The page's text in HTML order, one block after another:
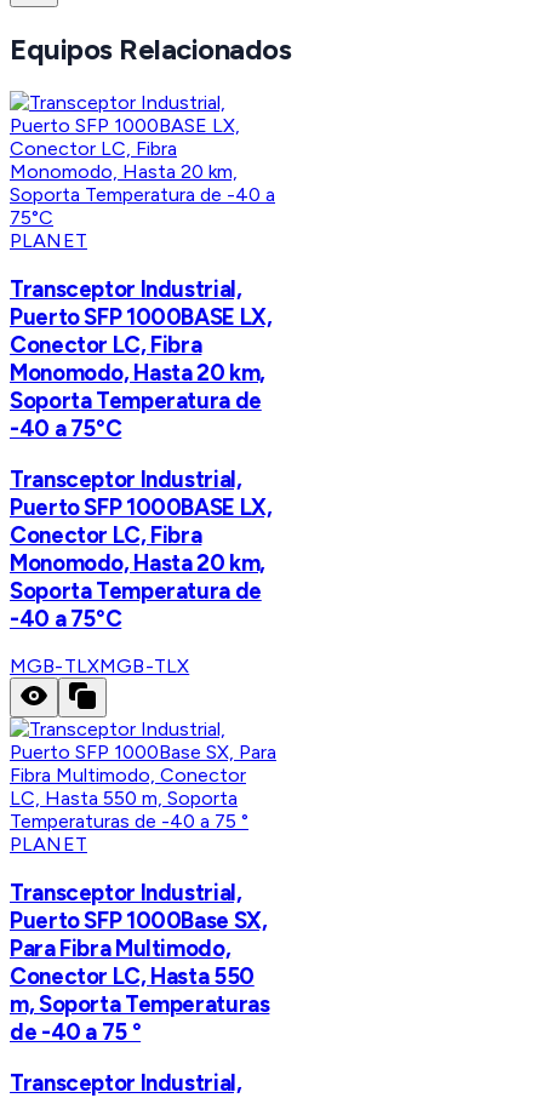
Equipos Relacionados
PLANET
Transceptor Industrial,
Puerto SFP 1000BASE LX,
Conector LC, Fibra
Monomodo, Hasta 20 km,
Soporta Temperatura de
-40 a 75°C
Transceptor Industrial,
Puerto SFP 1000BASE LX,
Conector LC, Fibra
Monomodo, Hasta 20 km,
Soporta Temperatura de
-40 a 75°C
MGB-TLXMGB-TLX
PLANET
Transceptor Industrial,
Puerto SFP 1000Base SX,
Para Fibra Multimodo,
Conector LC, Hasta 550
m, Soporta Temperaturas
de -40 a 75 °
Transceptor Industrial,